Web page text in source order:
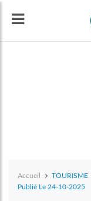
Accueil TOURISME
Publié Le 24-10-2025